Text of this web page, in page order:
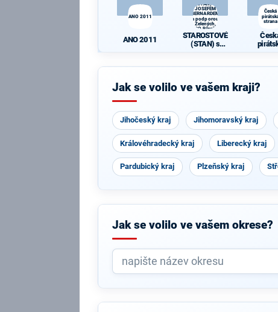
ANO 2011
ANO 2011
(STAN) s
JOSEFEM
BERNARDEM
a podporou
Zelených,
PRO Plzeň a
Idealistů
STAROSTOVÉ
(STAN) s
a podporou
PRO Plzeň a
Česká
strana
Jak se volilo ve vašem kraji?
Jihočeský kraj Jihomoravský kraj
Královéhradecký kraj Liberecký kraj
Pardubický kraj Plzeňský kraj
Jak se volilo ve vašem okrese?